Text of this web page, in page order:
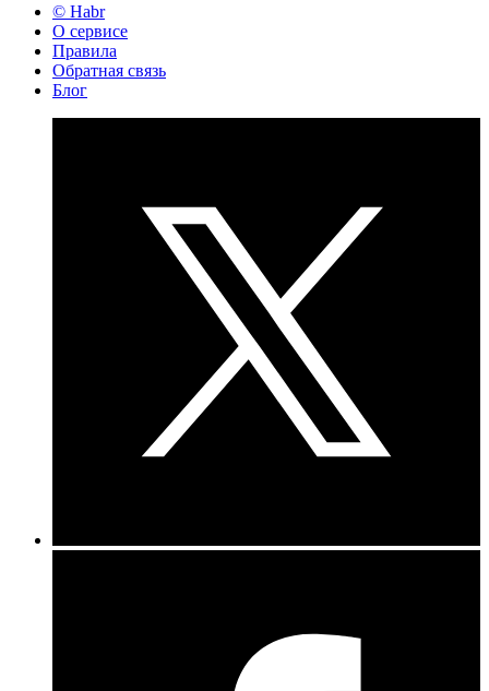
© Habr
О сервисе
Правила
Обратная связь
Блог